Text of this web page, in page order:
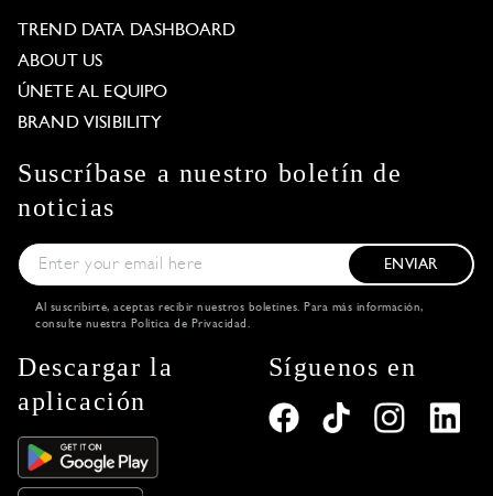
TREND DATA DASHBOARD
ABOUT US
ÚNETE AL EQUIPO
BRAND VISIBILITY
Suscríbase a nuestro boletín de
noticias
ENVIAR
Al suscribirte, aceptas recibir nuestros boletines. Para más información,
consulte nuestra Política de Privacidad .
Descargar la
aplicación
Síguenos en